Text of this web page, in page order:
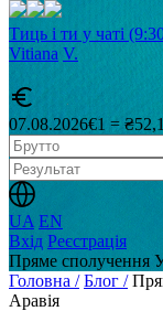
Тиць і ти у чаті
Vitiana V.
07.08.2026€1 =
UA EN
Вхід Реєстрація
Пряме сполучення
Головна / Блог /
Аравія